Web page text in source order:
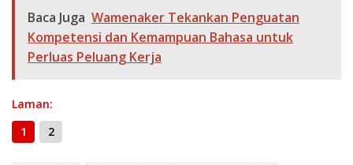
o
o
k
a
m
A
p
p
n
g
er
Li
n
g
e
ar
e
Baca Juga Wamenaker Tekankan Penguatan
Kompetensi dan Kemampuan Bahasa untuk
Perluas Peluang Kerja
Laman:
1
2